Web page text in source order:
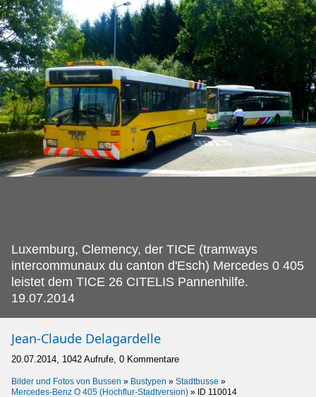
Luxemburg, Clemency, der TICE (tramways
intercommunaux du canton d'Esch) Mercedes 0 405
leistet dem TICE 26 CITELIS Pannenhilfe.
19.07.2014
Jean-Claude Delagardelle
20.07.2014, 1042 Aufrufe, 0 Kommentare
Bilder und Fotos von Bussen » Bustypen » Stadtbusse »
Mercedes-Benz O 405 (Hochflur-Stadtversion) » ID 110014